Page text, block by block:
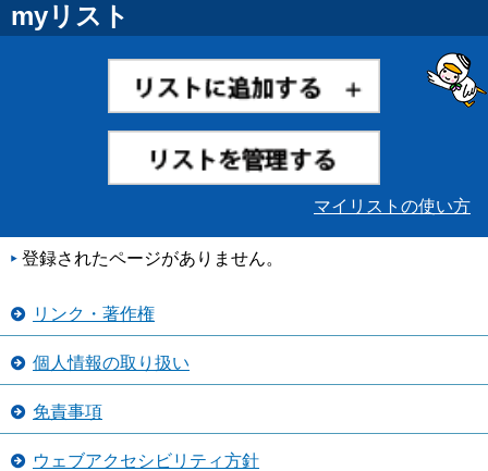
myリスト
マイリストの使い方
登録されたページがありません。
リンク・著作権
個人情報の取り扱い
免責事項
ウェブアクセシビリティ方針